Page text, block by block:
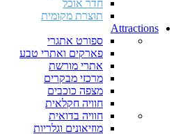
חדר אוכל
תוצרת מקומית
Attractions
ספורט אתגרי
פארקים ואתרי טבע
אתרי מורשת
מרכזי מבקרים
מצפה כוכבים
חוויה חקלאית
חוויה בדואית
מוזיאונים וגלריות